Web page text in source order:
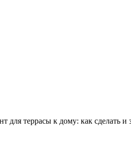
для террасы к дому: как сделать и